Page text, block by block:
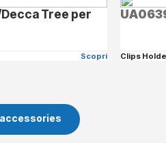
Tree per
Scopri Clips